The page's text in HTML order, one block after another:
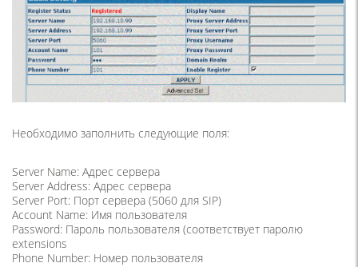
Необходимо заполнить следующие поля:
Server Name: Адрес сервера
Server Address: Адрес сервера
Server Port: Порт сервера (5060 для SIP)
Account Name: Имя пользователя
Password: Пароль пользователя (соответствует паролю
extensions
Phone Number: Номер пользователя